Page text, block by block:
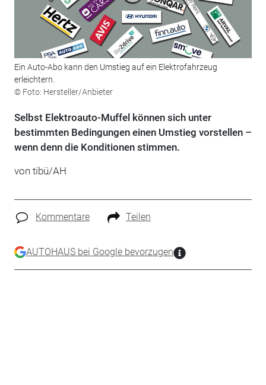
Ein Auto-Abo kann den Umstieg auf ein Elektrofahrzeug
erleichtern.
© Foto: Hersteller/Anbieter
Selbst Elektroauto-Muffel können sich unter
bestimmten Bedingungen einen Umstieg vorstellen –
wenn denn die Konditionen stimmen.
von tibü/AH
Kommentare Teilen
AUTOHAUS bei Google bevorzugen